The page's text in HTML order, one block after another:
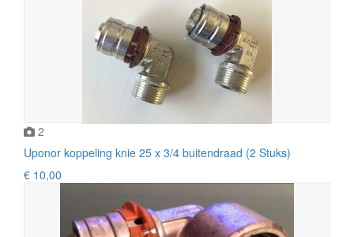
2
Uponor koppeling knie 25 x 3/4 buitendraad (2 Stuks)
€ 10,00